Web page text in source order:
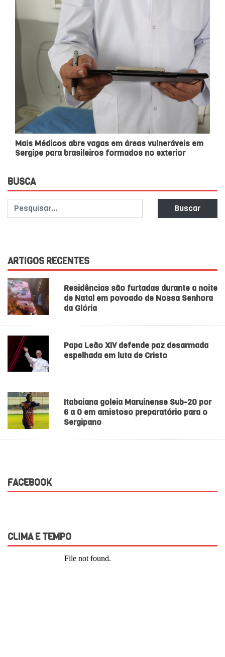
Mais Médicos abre vagas em áreas vulneráveis em
Sergipe para brasileiros formados no exterior
BUSCA
Buscar
ARTIGOS RECENTES
Residências são furtadas durante a noite
de Natal em povoado de Nossa Senhora
da Glória
Papa Leão XIV defende paz desarmada
espelhada em luta de Cristo
Itabaiana goleia Maruinense Sub-20 por
6 a 0 em amistoso preparatório para o
Sergipano
FACEBOOK
CLIMA E TEMPO